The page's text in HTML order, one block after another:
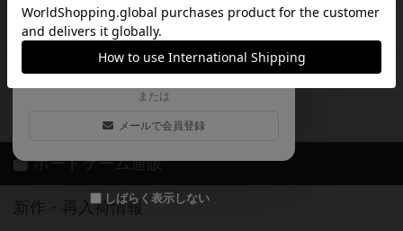
Google X
Apple Facebook
または
メールで会員登録
しばらく表示しない
ボドとも・会員一覧
ボードゲーム業界コラム
ボドゲーマご利用案内
ボードゲーム通販
新作・再入荷情報